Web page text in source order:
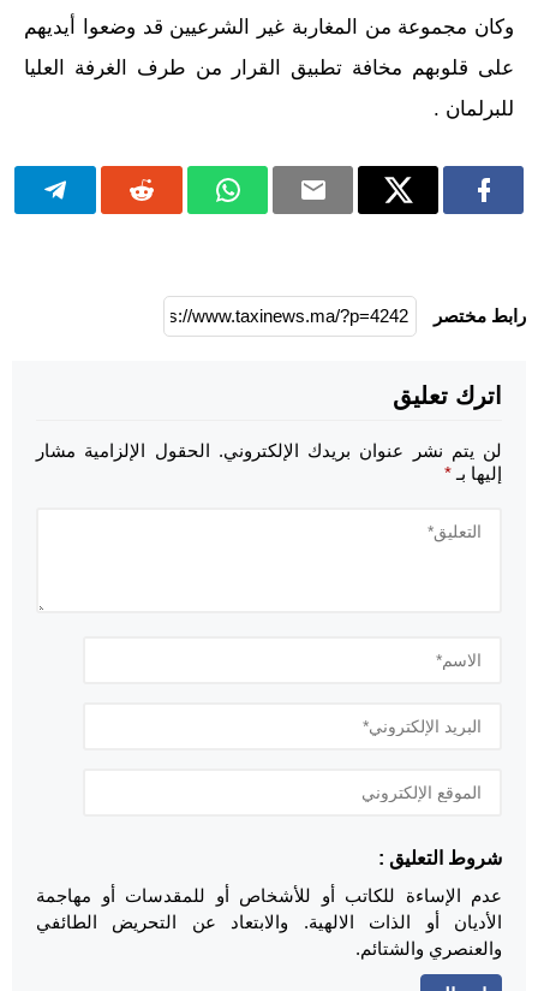
وكان مجموعة من المغاربة غير الشرعيين قد وضعوا أيديهم
على قلوبهم مخافة تطبيق القرار من طرف الغرفة العليا
للبرلمان .
رابط مختصر
اترك تعليق
لن يتم نشر عنوان بريدك الإلكتروني. الحقول الإلزامية مشار
إليها بـ *
شروط التعليق :
عدم الإساءة للكاتب أو للأشخاص أو للمقدسات أو مهاجمة
الأديان أو الذات الالهية. والابتعاد عن التحريض الطائفي
والعنصري والشتائم.